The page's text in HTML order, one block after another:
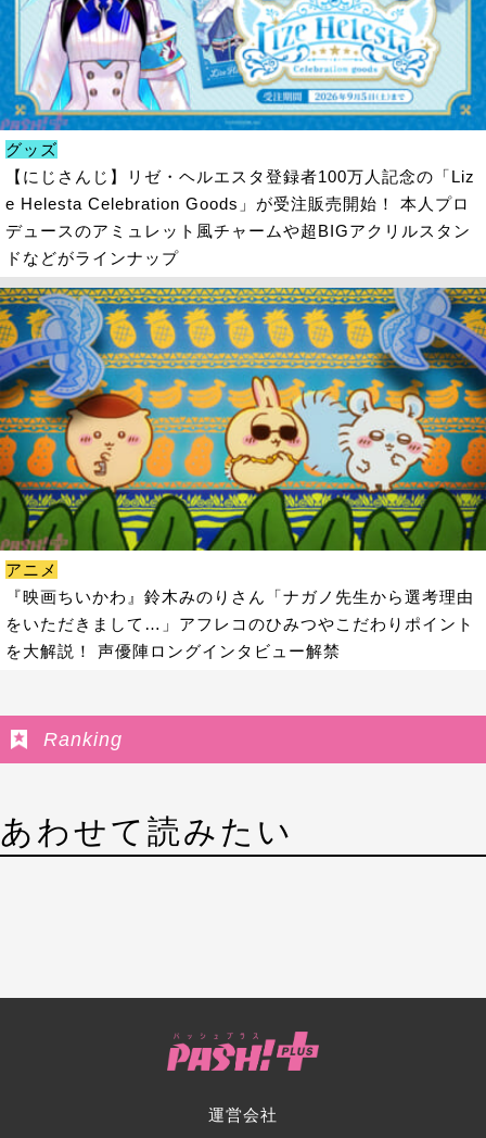
グッズ
【にじさんじ】リゼ・ヘルエスタ登録者100万人記念の「Liz
e Helesta Celebration Goods」が受注販売開始！ 本人プロ
デュースのアミュレット風チャームや超BIGアクリルスタン
ドなどがラインナップ
アニメ
『映画ちいかわ』鈴木みのりさん「ナガノ先生から選考理由
をいただきまして…」アフレコのひみつやこだわりポイント
を大解説！ 声優陣ロングインタビュー解禁
Ranking
あわせて読みたい
運営会社